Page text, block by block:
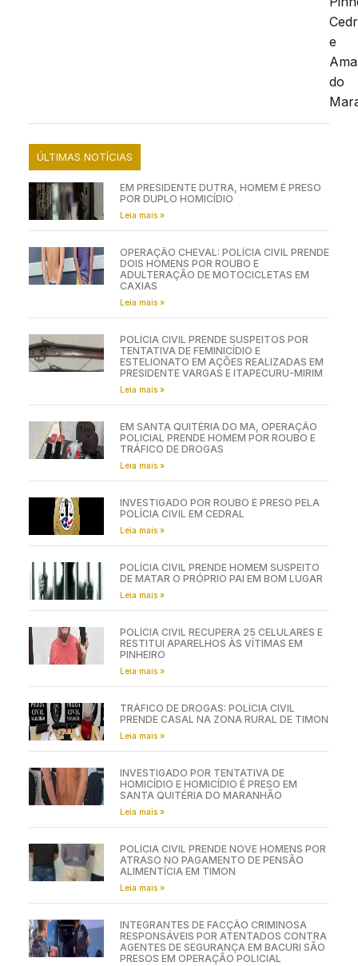
e
do
ÚLTIMAS NOTÍCIAS
EM PRESIDENTE DUTRA, HOMEM É PRESO
POR DUPLO HOMICÍDIO
Leia mais »
OPERAÇÃO CHEVAL: POLÍCIA CIVIL PRENDE
DOIS HOMENS POR ROUBO E
ADULTERAÇÃO DE MOTOCICLETAS EM
CAXIAS
Leia mais »
POLÍCIA CIVIL PRENDE SUSPEITOS POR
TENTATIVA DE FEMINICÍDIO E
ESTELIONATO EM AÇÕES REALIZADAS EM
PRESIDENTE VARGAS E ITAPECURU-MIRIM
Leia mais »
EM SANTA QUITÉRIA DO MA, OPERAÇÃO
POLICIAL PRENDE HOMEM POR ROUBO E
TRÁFICO DE DROGAS
Leia mais »
INVESTIGADO POR ROUBO É PRESO PELA
POLÍCIA CIVIL EM CEDRAL
Leia mais »
POLÍCIA CIVIL PRENDE HOMEM SUSPEITO
DE MATAR O PRÓPRIO PAI EM BOM LUGAR
Leia mais »
POLÍCIA CIVIL RECUPERA 25 CELULARES E
RESTITUI APARELHOS ÀS VÍTIMAS EM
PINHEIRO
Leia mais »
TRÁFICO DE DROGAS: POLÍCIA CIVIL
PRENDE CASAL NA ZONA RURAL DE TIMON
Leia mais »
INVESTIGADO POR TENTATIVA DE
HOMICÍDIO E HOMICÍDIO É PRESO EM
SANTA QUITÉRIA DO MARANHÃO
Leia mais »
POLÍCIA CIVIL PRENDE NOVE HOMENS POR
ATRASO NO PAGAMENTO DE PENSÃO
ALIMENTÍCIA EM TIMON
Leia mais »
INTEGRANTES DE FACÇÃO CRIMINOSA
RESPONSÁVEIS POR ATENTADOS CONTRA
AGENTES DE SEGURANÇA EM BACURI SÃO
PRESOS EM OPERAÇÃO POLICIAL